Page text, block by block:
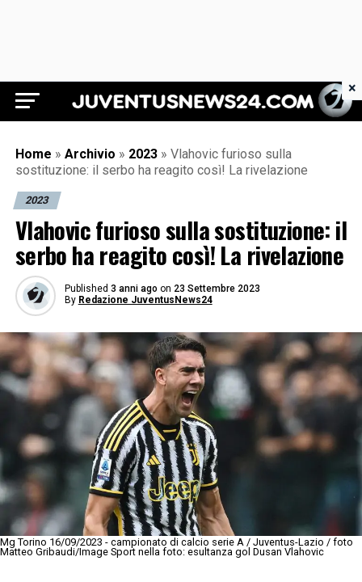
Juventus News 24
Home » Archivio » 2023 » Vlahovic furioso sulla
sostituzione: il serbo ha reagito così! La rivelazione
2023
Vlahovic furioso sulla sostituzione: il
serbo ha reagito così! La rivelazione
Published 3 anni ago on 23 Settembre 2023
By Redazione JuventusNews24
Mg Torino 16/09/2023 - campionato di calcio serie A / Juventus-Lazio / foto
Matteo Gribaudi/Image Sport nella foto: esultanza gol Dusan Vlahovic
×